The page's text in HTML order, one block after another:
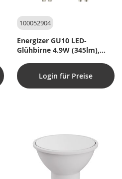
100052904
Energizer GU10 LED-
Glühbirne 4.9W (345lm),
Login für Preise